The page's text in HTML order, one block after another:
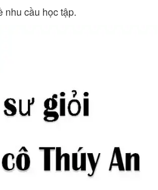
nhu cầu học tập.